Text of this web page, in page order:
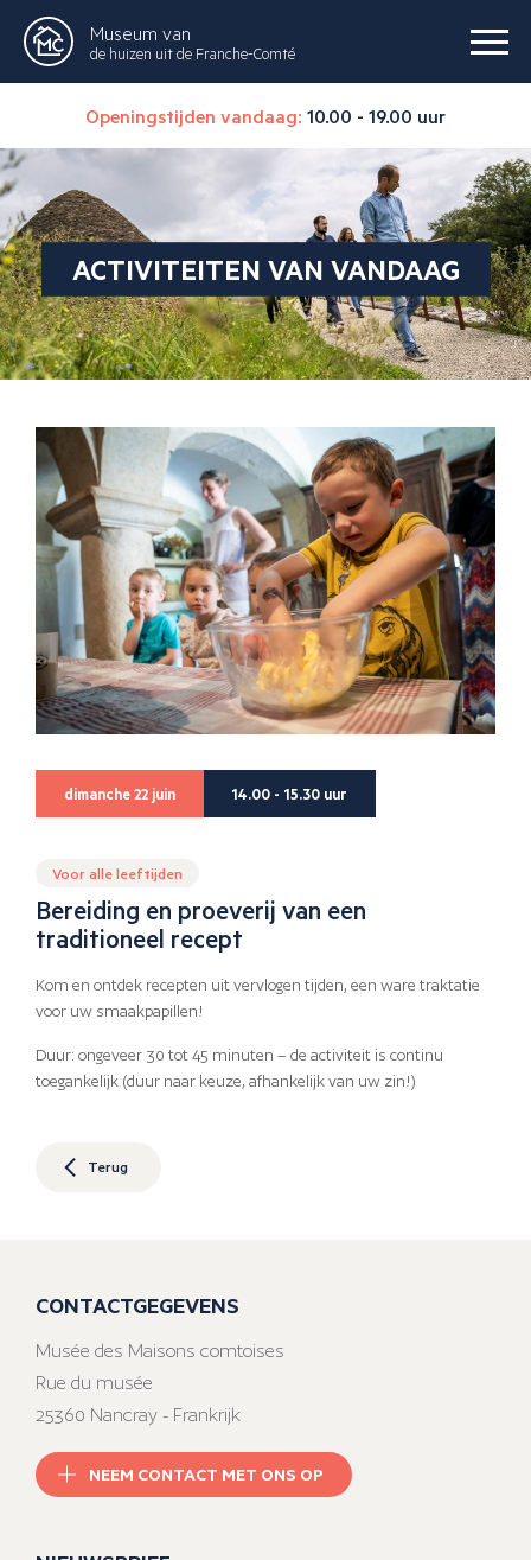
Museum van
de huizen uit de Franche-Comté
Openingstijden vandaag: 10.00 - 19.00 uur
ACTIVITEITEN VAN VANDAAG
dimanche 22 juin 14.00 - 15.30 uur
Voor alle leeftijden
Bereiding en proeverij van een
traditioneel recept
Kom en ontdek recepten uit vervlogen tijden, een ware traktatie
voor uw smaakpapillen!
Duur: ongeveer 30 tot 45 minuten – de activiteit is continu
toegankelijk (duur naar keuze, afhankelijk van uw zin!)
Terug
CONTACTGEGEVENS
Musée des Maisons comtoises
Rue du musée
25360 Nancray - Frankrijk
NEEM CONTACT MET ONS OP